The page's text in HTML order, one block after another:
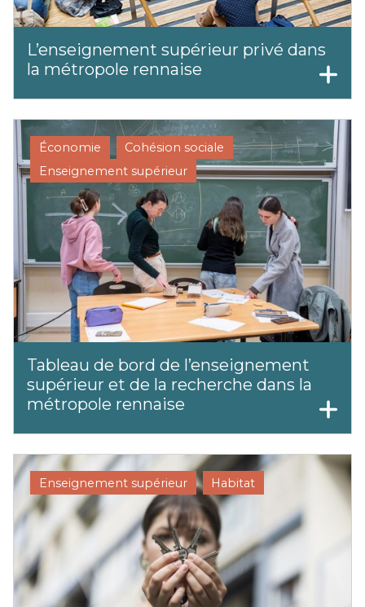
L’enseignement supérieur privé dans
la métropole rennaise
Économie
Cohésion sociale
Enseignement supérieur
Tableau de bord de l’enseignement
supérieur et de la recherche dans la
métropole rennaise
Enseignement supérieur Habitat